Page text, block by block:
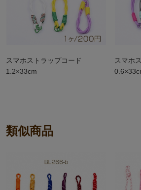
スマホストラップコード
1.2×33cm
スマホ
類似商品